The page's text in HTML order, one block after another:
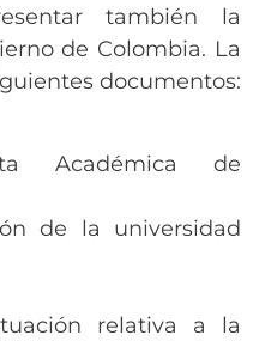
también la
de Colombia. La
documentos:
Académica de
de la universidad
relativa a la